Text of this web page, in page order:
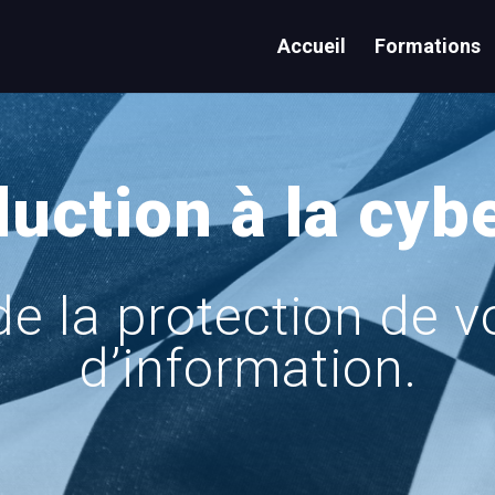
Accueil Formations
à la
la protection de
d’information.